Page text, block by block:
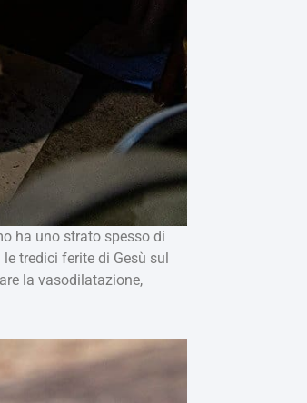
ha uno strato spesso di
tredici ferite di Gesù sul
la vasodilatazione,